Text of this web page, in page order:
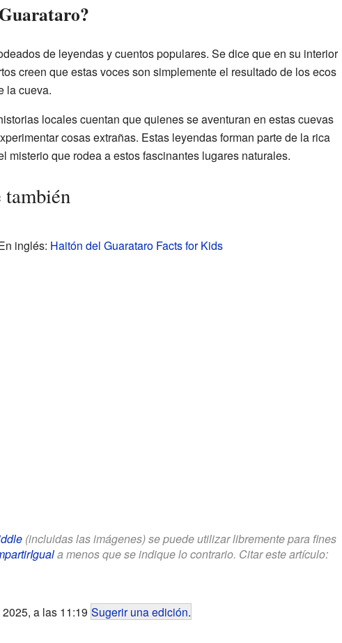
de leyendas y cuentos populares. Se dice que en su interior
creen que estas voces son simplemente el resultado de los ecos
la cueva.
locales cuentan que quienes se aventuran en estas cuevas
cosas extrañas. Estas leyendas forman parte de la rica
misterio que rodea a estos fascinantes lugares naturales.
también
inglés: Haitón del Guarataro Facts for Kids
(incluidas las imágenes) se puede utilizar libremente para fines
a menos que se indique lo contrario. Citar este artículo:
a las 11:19 Sugerir una edición.